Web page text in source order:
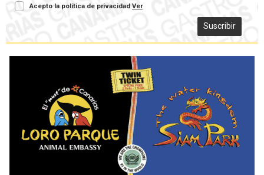
Acepto la política de privacidad Ver
Suscribir